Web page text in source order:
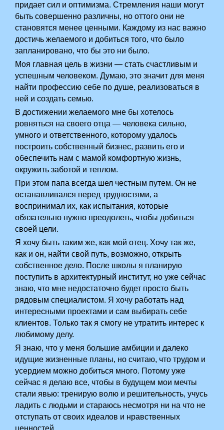
придает сил и оптимизма. Стремления наши могут
быть совершенно различны, но оттого они не
становятся менее ценными. Каждому из нас важно
достичь желаемого и добиться того, что было
запланировано, что бы это ни было.
Моя главная цель в жизни — стать счастливым и
успешным человеком. Думаю, это значит для меня
найти профессию себе по душе, реализоваться в
ней и создать семью.
В достижении желаемого мне бы хотелось
ровняться на своего отца — человека сильно,
умного и ответственного, которому удалось
построить собственный бизнес, развить его и
обеспечить нам с мамой комфортную жизнь,
окружить заботой и теплом.
При этом папа всегда шел честным путем. Он не
останавливался перед трудностями, а
воспринимал их, как испытания, которые
обязательно нужно преодолеть, чтобы добиться
своей цели.
Я хочу быть таким же, как мой отец. Хочу так же,
как и он, найти свой путь, возможно, открыть
собственное дело. После школы я планирую
поступить в архитектурный институт, но уже сейчас
знаю, что мне недостаточно будет просто быть
рядовым специалистом. Я хочу работать над
интересными проектами и сам выбирать себе
клиентов. Только так я смогу не утратить интерес к
любимому делу.
Я знаю, что у меня большие амбиции и далеко
идущие жизненные планы, но считаю, что трудом и
усердием можно добиться много. Потому уже
сейчас я делаю все, чтобы в будущем мои мечты
стали явью: тренирую волю и решительность, учусь
ладить с людьми и стараюсь несмотря ни на что не
отступать от своих идеалов и нравственных
ценностей.